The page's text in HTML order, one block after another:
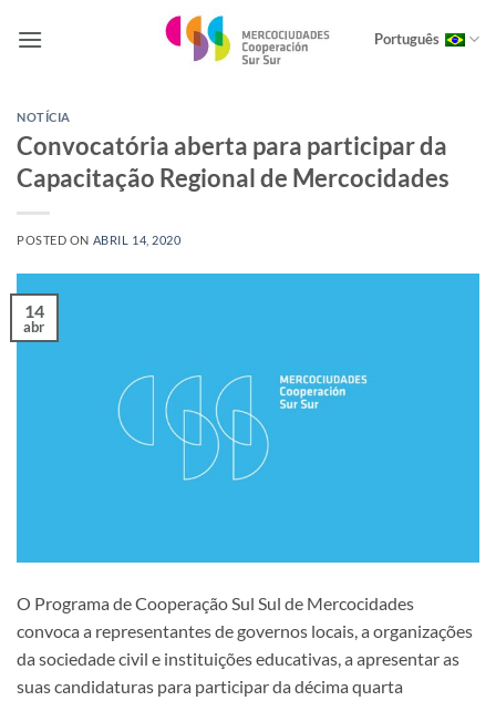
Português
NOTÍCIA
Convocatória aberta para participar da
Capacitação Regional de Mercocidades
POSTED ON ABRIL 14, 2020
14
abr
O Programa de Cooperação Sul Sul de Mercocidades
convoca a representantes de governos locais, a organizações
da sociedade civil e instituições educativas, a apresentar as
suas candidaturas para participar da décima quarta